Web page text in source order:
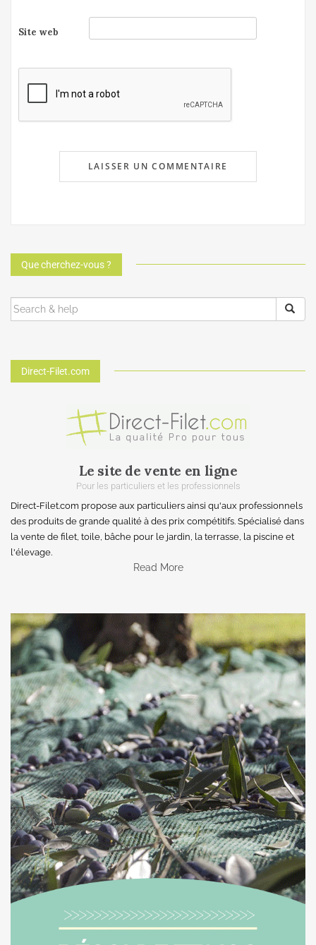
Site web
Que cherchez-vous ?
Direct-Filet.com
Le site de vente en ligne
Pour les particuliers et les professionnels
Direct-Filet.com propose aux particuliers ainsi qu'aux professionnels
des produits de grande qualité à des prix compétitifs. Spécialisé dans
la vente de filet, toile, bâche pour le jardin, la terrasse, la piscine et
l'élevage.
Read More